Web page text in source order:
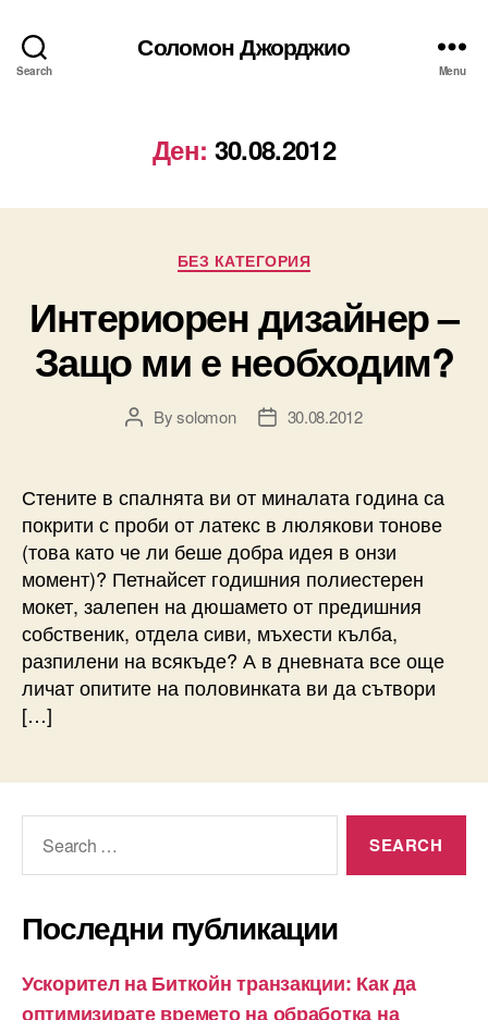
Search
Соломон Джорджио
Menu
Ден: 30.08.2012
Categories
БЕЗ КАТЕГОРИЯ
Интериорен дизайнер –
Защо ми е необходим?
PostBysolomon
Post30.08.2012
Стените в спалнята ви от миналата година са
покрити с проби от латекс в люлякови тонове
(това като че ли беше добра идея в онзи
момент)? Петнайсет годишния полиестерен
мокет, залепен на дюшамето от предишния
собственик, отдела сиви, мъхести кълба,
разпилени на всякъде? А в дневната все още
личат опитите на половинката ви да сътвори
[…]
Последни публикации
Ускорител на Биткойн транзакции: Как да
оптимизирате времето на обработка на